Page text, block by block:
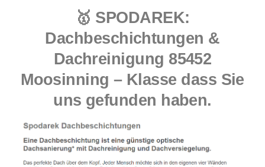
🥇 SPODAREK:
Dachbeschichtungen &
Dachreinigung 85452
Moosinning – Klasse dass Sie
uns gefunden haben.